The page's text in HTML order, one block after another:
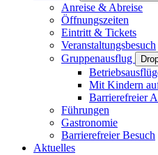
Anreise & Abreise
Öffnungszeiten
Eintritt & Tickets
Veranstaltungsbesuch
Gruppenausflug
Mit Kindern
Barrierefreier
Führungen
Gastronomie
Barrierefreier Besuch
Aktuelles